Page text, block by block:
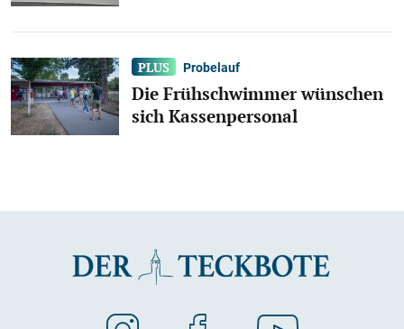
Probelauf
Die Frühschwimmer wünschen
sich Kassenpersonal